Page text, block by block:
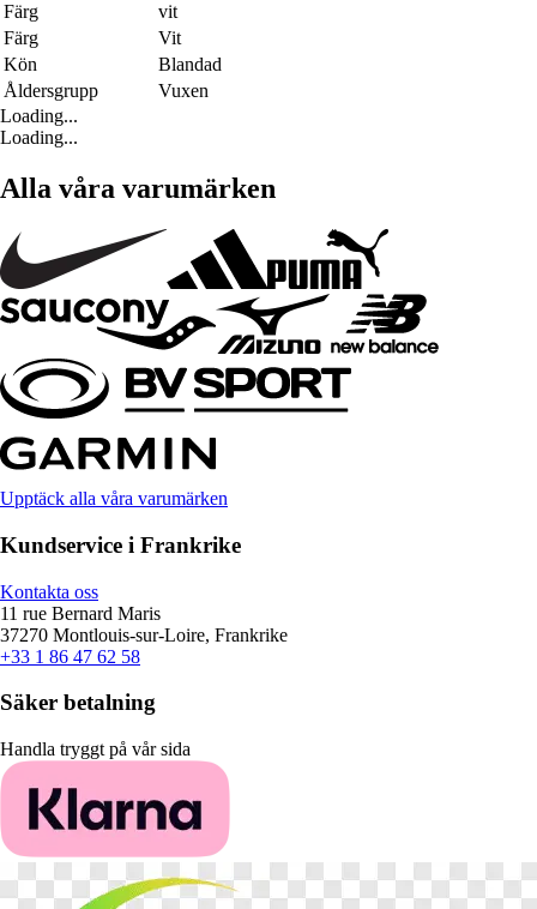
Färg
vit
Färg
Vit
Kön
Blandad
Åldersgrupp
Vuxen
Loading...
Loading...
Alla våra varumärken
Upptäck alla våra varumärken
Kundservice i Frankrike
Kontakta oss
11 rue Bernard Maris
37270 Montlouis-sur-Loire, Frankrike
+33 1 86 47 62 58
Säker betalning
Handla tryggt på vår sida